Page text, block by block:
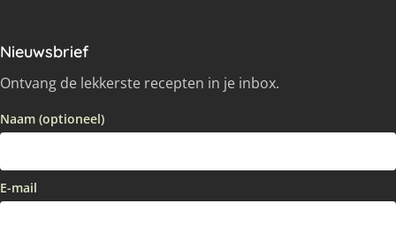
Nieuwsbrief
Ontvang de lekkerste recepten in je inbox.
Naam (optioneel)
E-mail